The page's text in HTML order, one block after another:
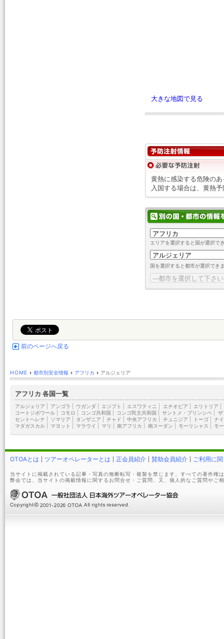
大きな地図で見る
黄熱に感染する危険の
入国する場合は、黄熱
エリアを選択すると国が選択で
国を選択すると都市が選択でき
前のページへ戻る
HOME › 都市別安全情報 › アフリカ › アルジェリア
アフリカ 各国一覧
アルジェリア アンゴラ ウガンダ エジプト エスワティニ エチオピア エリトリア
コートジボワール
コモロ コンゴ共和国 コンゴ民主共和国 サントメ・プリンシペ
ザ
セントヘレナ
ソマリア タンザニア チャド 中央アフリカ チュニジア トーゴ|
ナ
マダガスカル
マヨット マラウイ マリ 南アフリカ 南スーダン モーリシャス モ
OTOAとは ツアーオペレーターとは 正会員紹介 賛助会員紹介 ご利用に
当サイトに掲載されている記事・写真の無断転写・複製を禁じます。すべての著作権
弊会では、当サイトの掲載情報に関するお問合せ・ご質問、又、個人的なご質問やご